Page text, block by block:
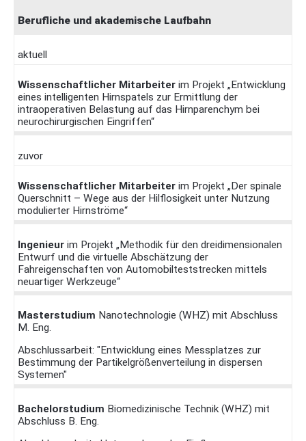
Berufliche und akademische Laufbahn
aktuell
Wissenschaftlicher Mitarbeiter im Projekt „Entwicklung
eines intelligenten Hirnspatels zur Ermittlung der
intraoperativen Belastung auf das Hirnparenchym bei
neurochirurgischen Eingriffen“
zuvor
Wissenschaftlicher Mitarbeiter im Projekt „Der spinale
Querschnitt – Wege aus der Hilflosigkeit unter Nutzung
modulierter Hirnströme“
Ingenieur im Projekt „Methodik für den dreidimensionalen
Entwurf und die virtuelle Abschätzung der
Fahreigenschaften von Automobilteststrecken mittels
neuartiger Werkzeuge“
Masterstudium Nanotechnologie (WHZ) mit Abschluss
M. Eng.
Abschlussarbeit: "Entwicklung eines Messplatzes zur
Bestimmung der Partikelgrößenverteilung in dispersen
Systemen"
Bachelorstudium Biomedizinische Technik (WHZ) mit
Abschluss B. Eng.